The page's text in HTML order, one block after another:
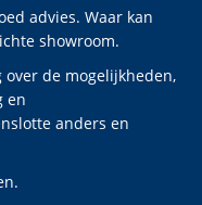
advies. Waar kan
showroom.
de mogelijkheden,
en
anders en